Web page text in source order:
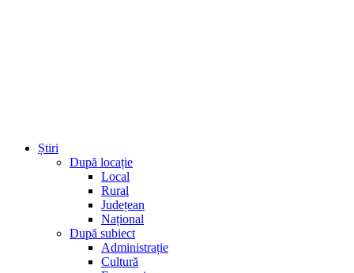
Știri
După locație
Local
Rural
Județean
Național
După subiect
Administrație
Cultură